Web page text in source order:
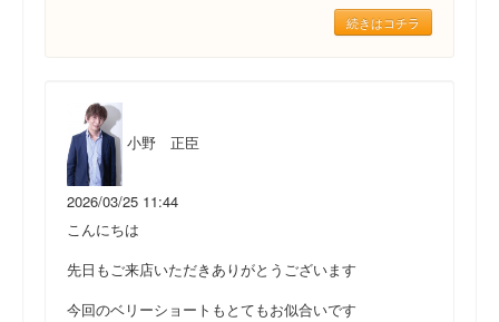
続きはコチラ
小野 正臣
2026/03/25 11:44
こんにちは
先日もご来店いただきありがとうございます
今回のベリーショートもとてもお似合いです